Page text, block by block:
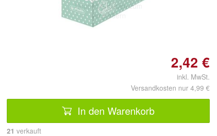
Doppelt antippen zum
vergrößern
2,42 €
inkl. MwSt.
Versandkosten nur 4,99 €
In den Warenkorb
21 verkauft